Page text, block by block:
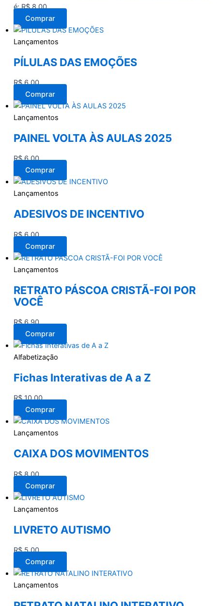
é: R$ 8,00.
Comprar
Lançamentos
PÍLULAS DAS EMOÇÕES
R$6,00
Comprar
Lançamentos
PAINEL VOLTA ÀS AULAS 2025
R$6,00
Comprar
Lançamentos
ADESIVOS DE INCENTIVO
R$6,00
Comprar
Lançamentos
RETRATO PÁSCOA CRISTÃ-FOI POR
VOCÊ
R$6,90
Comprar
Alfabetização
Fichas Interativas de A a Z
R$10,00
Comprar
Lançamentos
CAIXA DOS MOVIMENTOS
R$8,00
Comprar
Lançamentos
LIVRETO AUTISMO
R$5,00
Comprar
Lançamentos